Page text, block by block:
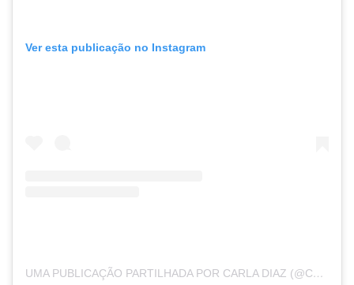
Ver esta publicação no Instagram
UMA PUBLICAÇÃO PARTILHADA POR CARLA DIAZ (@CARLADIAZ)